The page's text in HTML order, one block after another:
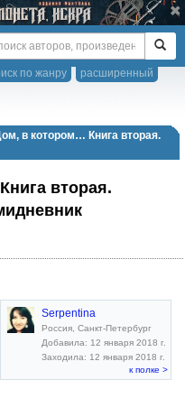
расширенный
по жанру
в котором… Книга вторая.
Книга вторая.
Serpentina
Россия, Санкт-Петербург
Добавила: 12 января 2018 г.
Заходила: 12 января 2018 г.
к полке >